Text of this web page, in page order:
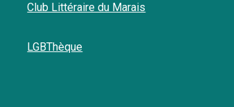
Club Littéraire du Marais
LGBThèque